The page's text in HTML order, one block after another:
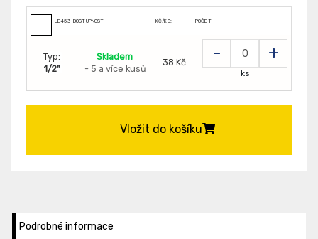
LE45392DOSTUPNOST KČ/KS: POČET
Typ:
1/2"
Skladem
- 5 a více kusů
38 Kč - +
ks
Vložit do košíku
Podrobné informace